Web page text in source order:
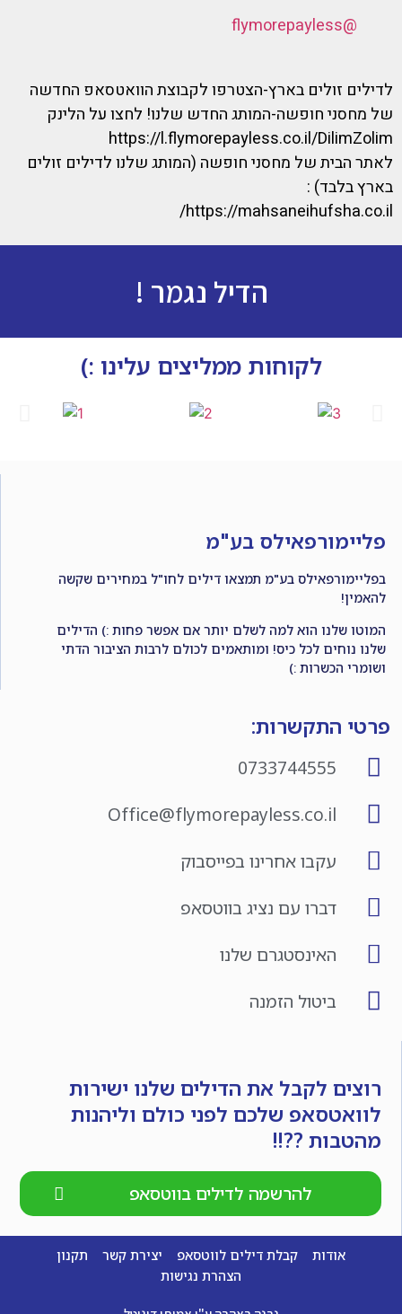
@flymorepayless
לדילים זולים בארץ-הצטרפו לקבוצת הוואטסאפ החדשה
של מחסני חופשה-המותג החדש שלנו! לחצו על הלינק
https://l.flymorepayless.co.il/DilimZolim
לאתר הבית של מחסני חופשה (המותג שלנו לדילים זולים
בארץ בלבד) :
https://mahsaneihufsha.co.il/
הדיל נגמר !
לקוחות ממליצים עלינו :)
פליימורפאילס בע"מ
בפליימורפאילס בע"מ תמצאו דילים לחו"ל במחירים שקשה
להאמין!
המוטו שלנו הוא למה לשלם יותר אם אפשר פחות :) הדילים
שלנו נוחים לכל כיס! ומותאמים לכולם לרבות הציבור הדתי
ושומרי הכשרות :)
פרטי התקשרות:
0733744555
Office@flymorepayless.co.il
עקבו אחרינו בפייסבוק
דברו עם נציג בווטסאפ
האינסטגרם שלנו
ביטול הזמנה
רוצים לקבל את הדילים שלנו ישירות
לוואטסאפ שלכם לפני כולם וליהנות
מהטבות ??!!
להרשמה לדילים בווטסאפ
אודות קבלת דילים לווטסאפ יצירת קשר
תקנון
הצהרת נגישות